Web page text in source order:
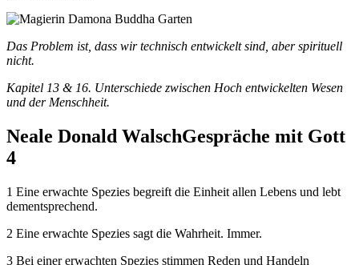
Das Problem ist, dass wir technisch entwickelt sind, aber spirituell
nicht.
Kapitel 13 & 16. Unterschiede zwischen Hoch entwickelten Wesen
und der Menschheit.
Neale Donald WalschGespräche mit Gott
4
1 Eine erwachte Spezies begreift die Einheit allen Lebens und lebt
dementsprechend.
2 Eine erwachte Spezies sagt die Wahrheit. Immer.
3 Bei einer erwachten Spezies stimmen Reden und Handeln